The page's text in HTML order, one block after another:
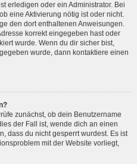
erledigen oder ein Administrator. Bei
eine Aktivierung nötig ist oder nicht.
den dort enthaltenen Anweisungen.
korrekt eingegeben hast oder
wurde. Wenn du dir sicher bist,
wurde, dann kontaktiere einen
zunächst, ob dein Benutzername
der Fall ist, wende dich an einen
dass du nicht gesperrt wurdest. Es ist
mit der Website vorliegt,